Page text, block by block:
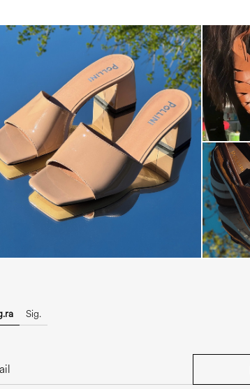
wanted mules and sandals are now on
sale. ...
Sig.